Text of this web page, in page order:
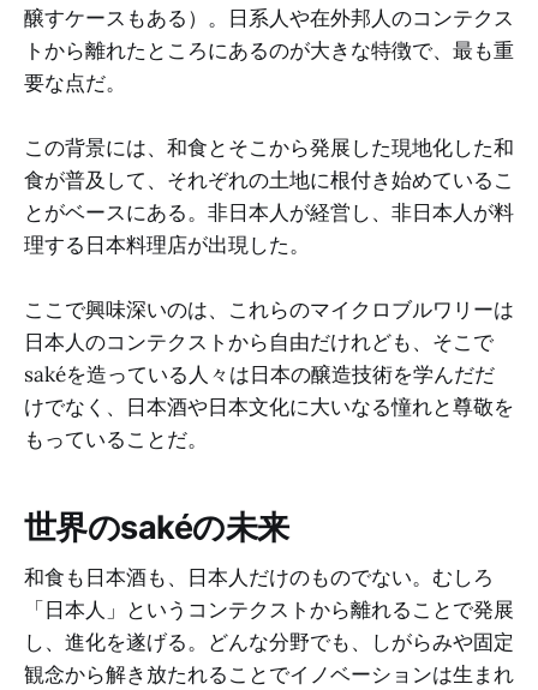
醸すケースもある）。日系人や在外邦人のコンテクス
トから離れたところにあるのが大きな特徴で、最も重
要な点だ。
この背景には、和食とそこから発展した現地化した和
食が普及して、それぞれの土地に根付き始めているこ
とがベースにある。非日本人が経営し、非日本人が料
理する日本料理店が出現した。
ここで興味深いのは、これらのマイクロブルワリーは
日本人のコンテクストから自由だけれども、そこで
sakéを造っている人々は日本の醸造技術を学んだだ
けでなく、日本酒や日本文化に大いなる憧れと尊敬を
もっていることだ。
世界のsakéの未来
和食も日本酒も、日本人だけのものでない。むしろ
「日本人」というコンテクストから離れることで発展
し、進化を遂げる。どんな分野でも、しがらみや固定
観念から解き放たれることでイノベーションは生まれ